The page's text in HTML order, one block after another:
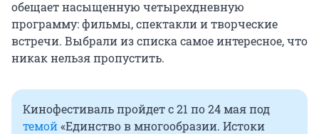
обещает насыщенную четырехдневную
программу: фильмы, спектакли и творческие
встречи. Выбрали из списка самое интересное, что
никак нельзя пропустить.
Кинофестиваль пройдет с 21 по 24 мая под
темой«Единство в многообразии. Истоки